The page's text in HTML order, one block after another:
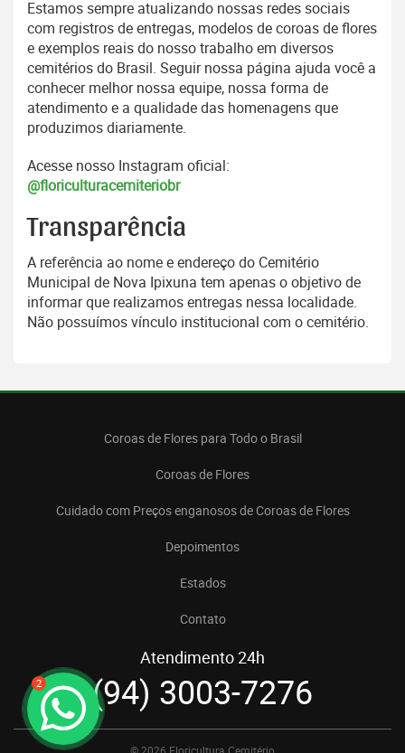
2
Estamos sempre atualizando nossas redes sociais
com registros de entregas, modelos de coroas de flores
e exemplos reais do nosso trabalho em diversos
cemitérios do Brasil. Seguir nossa página ajuda você a
conhecer melhor nossa equipe, nossa forma de
atendimento e a qualidade das homenagens que
produzimos diariamente.
Acesse nosso Instagram oficial:
@floriculturacemiteriobr
Transparência
A referência ao nome e endereço do Cemitério
Municipal de Nova Ipixuna tem apenas o objetivo de
informar que realizamos entregas nessa localidade.
Não possuímos vínculo institucional com o cemitério.
Coroas de Flores para Todo o Brasil
Coroas de Flores
Cuidado com Preços enganosos de Coroas de Flores
Depoimentos
Estados
Contato
Atendimento 24h
(94) 3003-7276